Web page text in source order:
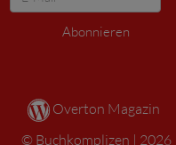
Abonnieren
Overton Magazin
Buchkomplizen
2026